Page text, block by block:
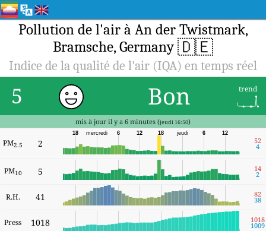
Pollution de l'air à An der Twistmark,
Bramsche, Germany🇩🇪
Indice de la qualité de l'air (IQA) en temps réel
5 Bon trend
mis à jour il y a 6 minutes (jeudi 16:50)
PM2.5 2
12
6
jeudi
18
12
6
mercredi
18
52
4
PM10 5 14
2
R.H. 41 82
38
Press 1018 1018
1009